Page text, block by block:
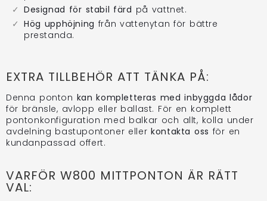
Designad för stabil färd på vattnet.
Hög upphöjning från vattenytan för bättre
prestanda.
EXTRA TILLBEHÖR ATT TÄNKA PÅ:
Denna ponton kan kompletteras med inbyggda lådor
för bränsle, avlopp eller ballast. För en komplett
pontonkonfiguration med balkar och allt, kolla under
avdelning bastupontoner ellerkontakta oss för en
kundanpassad offert.
VARFÖR W800 MITTPONTON ÄR RÄTT
VAL: